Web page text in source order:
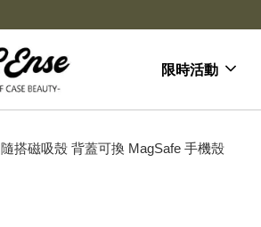
限時活動
隨搭磁吸殼 背蓋可換 MagSafe 手機殼